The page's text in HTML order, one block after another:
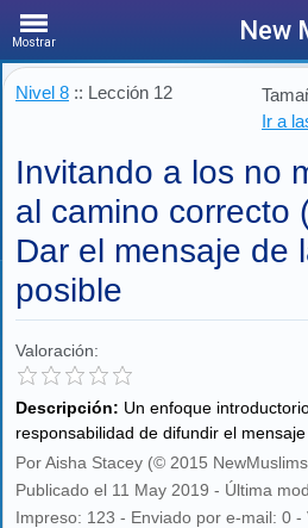
Mostrar New
Nivel 8 :: Lección 12
Ir a
Invitando a los no
al camino correcto
Dar el mensaje de
posible
Valoración:
Descripción: Un enfoque
responsabilidad de difundir el mensaje
Por Aisha Stacey (© 2015
Publicado el 11 May 2019 - Última
Impreso: 123 - Enviado por e-mail: 0